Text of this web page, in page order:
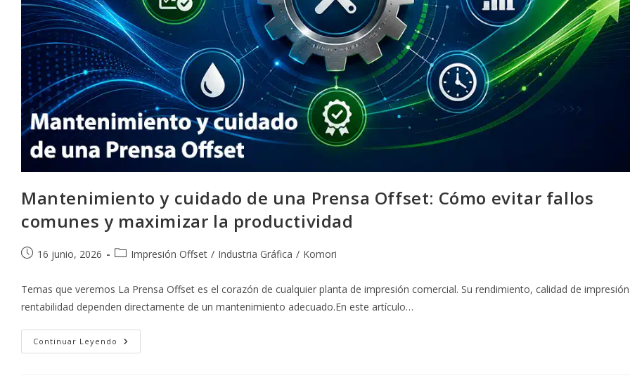
Mantenimiento y cuidado de una Prensa Offset: Cómo evitar fallos
comunes y maximizar la productividad
Publicación
entrada:
16 junio, 2026
Categoría
entrada:
Impresión Offset / Industria Gráfica / Komori
Temas que veremos La Prensa Offset es el corazón de cualquier planta de impresión comercial. Su rendimiento, calidad de
rentabilidad dependen directamente de un mantenimiento adecuado.En este artículo…
Continuar Leyendo Mantenimiento
Y